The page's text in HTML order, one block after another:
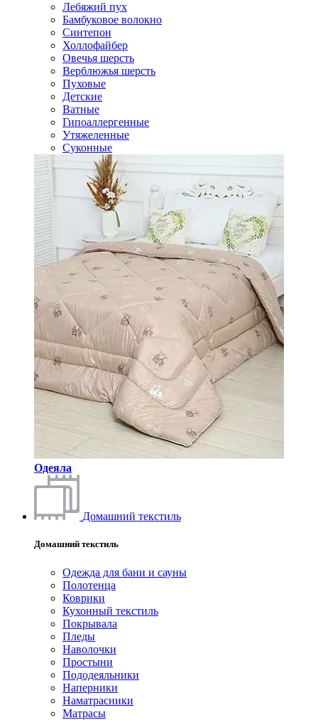
Лебяжий пух
Бамбуковое волокно
Синтепон
Холлофайбер
Овечья шерсть
Верблюжья шерсть
Пуховые
Детские
Ватные
Гипоаллергенные
Утяжеленные
Суконные
Одеяла
Домашний текстиль
Домашний текстиль
Одежда для бани и сауны
Полотенца
Коврики
Кухонный текстиль
Покрывала
Пледы
Наволочки
Простыни
Пододеяльники
Наперники
Наматрасники
Матрасы